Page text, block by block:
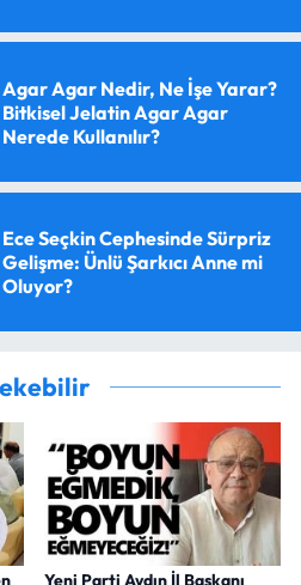
Agar Agar Nedir, Ne İşe Yarar?
Bitkisel Jelatin Agar Agar
Nerede Kullanılır?
Ece Seçkin Cephesinde Sürpriz
Gelişme: Ünlü Şarkıcı Anne mi
Oluyor?
Yeni Parti Aydın İl Başkanı